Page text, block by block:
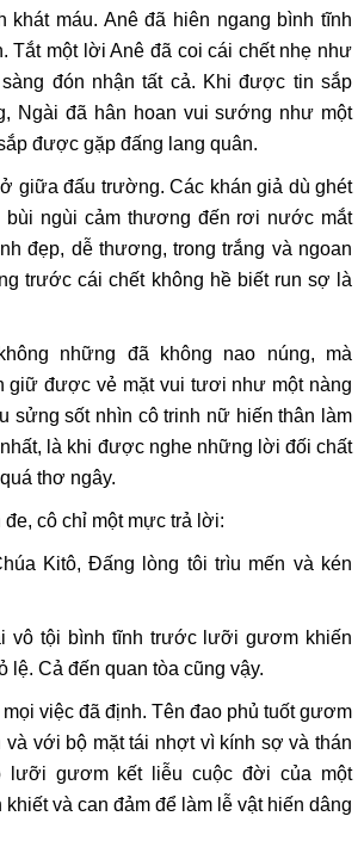
khát máu. Anê đã hiên ngang bình tĩnh
Tắt một lời Anê đã coi cái chết nhẹ như
đón nhận tất cả. Khi được tin sắp
Ngài đã hân hoan vui sướng như một
được gặp đấng lang quân.
giữa đấu trường. Các khán giả dù ghét
bùi ngùi cảm thương đến rơi nước mắt
đẹp, dễ thương, trong trắng và ngoan
trước cái chết không hề biết run sợ là
những đã không nao núng, mà
giữ được vẻ mặt vui tươi như một nàng
sửng sốt nhìn cô trinh nữ hiến thân làm
là khi được nghe những lời đối chất
thơ ngây.
đe, cô chỉ một mực trả lời:
Kitô, Đấng lòng tôi trìu mến và kén
vô tội bình tĩnh trước lưỡi gươm khiến
lệ. Cả đến quan tòa cũng vậy.
việc đã định. Tên đao phủ tuốt gươm
và với bộ mặt tái nhợt vì kính sợ và thán
lưỡi gươm kết liễu cuộc đời của một
và can đảm để làm lễ vật hiến dâng